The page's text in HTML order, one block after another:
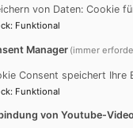
am
von Daten: Cookie
: Funktional
Manager (immer
Consent speichert Ihre
: Funktional
von Youtube-